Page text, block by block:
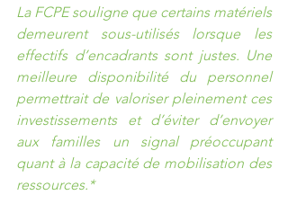
La FCPE souligne que certains matériels
demeurent sous-utilisés lorsque les
effectifs d’encadrants sont justes. Une
meilleure disponibilité du personnel
permettrait de valoriser pleinement ces
investissements et d’éviter d’envoyer
aux familles un signal préoccupant
quant à la capacité de mobilisation des
ressources.*